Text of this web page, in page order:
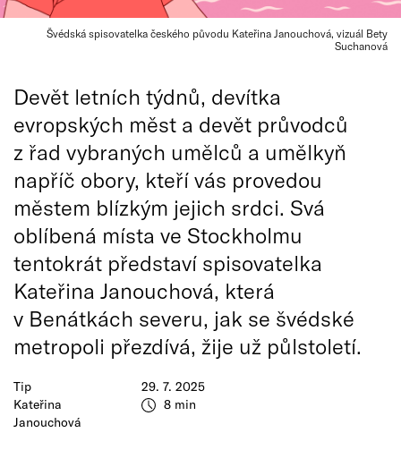
Švédská spisovatelka českého původu Kateřina Janouchová, vizuál Bety
Suchanová
Tip
Kateřina
Janouchová
29. 7. 2025
8 min
Devět letních týdnů, devítka
evropských měst a devět průvodců
z řad vybraných umělců a umělkyň
napříč obory, kteří vás provedou
městem blízkým jejich srdci. Svá
oblíbená místa ve Stockholmu
tentokrát představí spisovatelka
Kateřina Janouchová, která
v Benátkách severu, jak se švédské
metropoli přezdívá, žije už půlstoletí.